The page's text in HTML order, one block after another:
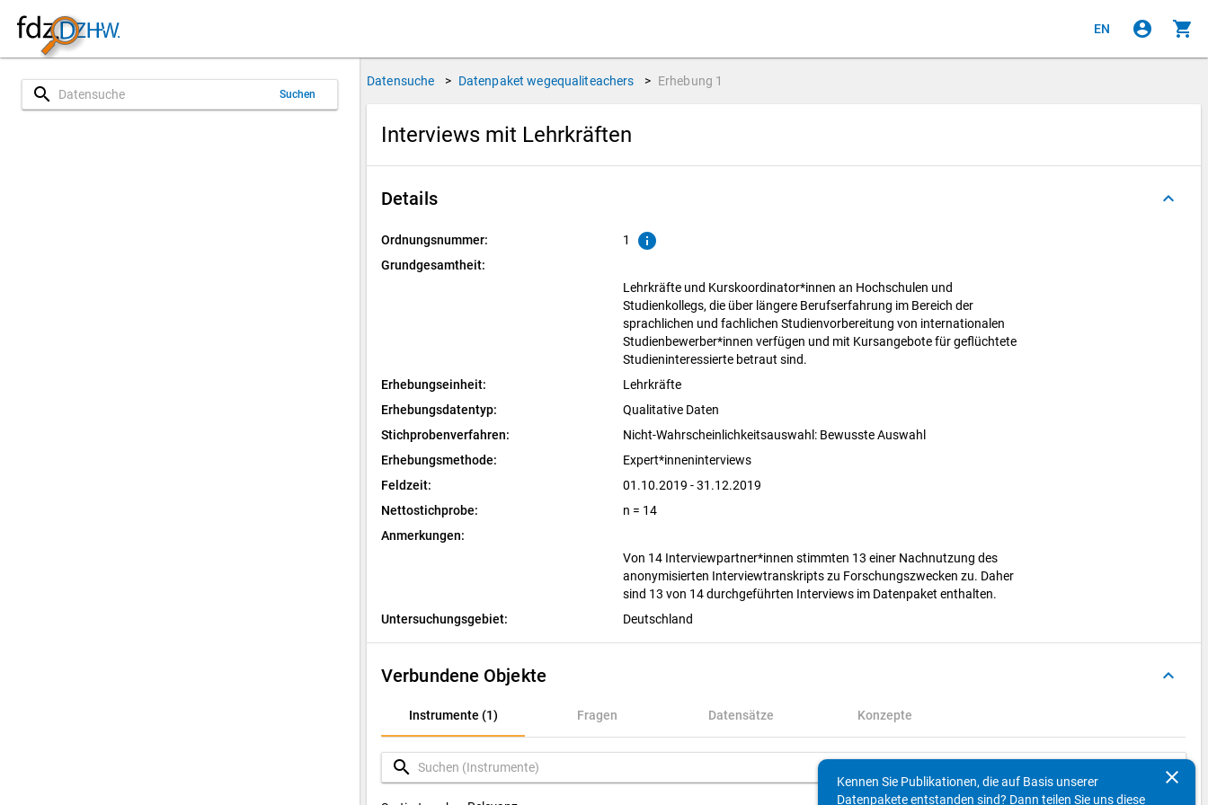
EN account_circle shopping_cart
search Suchen
Datensuche > Datenpaket wegequaliteachers > Erhebung 1
Interviews mit Lehrkräften
Details keyboard_arrow_up
Ordnungsnummer: 1 info
Grundgesamtheit:
Lehrkräfte und Kurskoordinator*innen an Hochschulen und
Studienkollegs, die über längere Berufserfahrung im Bereich der
sprachlichen und fachlichen Studienvorbereitung von internationalen
Studienbewerber*innen verfügen und mit Kursangebote für geflüchtete
Studieninteressierte betraut sind.
Erhebungseinheit:
Lehrkräfte
Erhebungsdatentyp:
Qualitative Daten
Stichprobenverfahren:
Nicht-Wahrscheinlichkeitsauswahl: Bewusste Auswahl
Erhebungsmethode:
Expert*inneninterviews
Feldzeit:
01.10.2019 - 31.12.2019
Nettostichprobe:
n = 14
Anmerkungen:
Von 14 Interviewpartner*innen stimmten 13 einer Nachnutzung des
anonymisierten Interviewtranskripts zu Forschungszwecken zu. Daher
sind 13 von 14 durchgeführten Interviews im Datenpaket enthalten.
Untersuchungsgebiet:
Deutschland
Verbundene Objekte keyboard_arrow_up
Instrumente (1) Fragen Datensätze Konzepte
Instrumente (1)
Fragen
Datensätze
search clear
Kennen Sie Publikationen, die auf Basis unserer
Datenpakete entstanden sind? Dann teilen Sie uns diese